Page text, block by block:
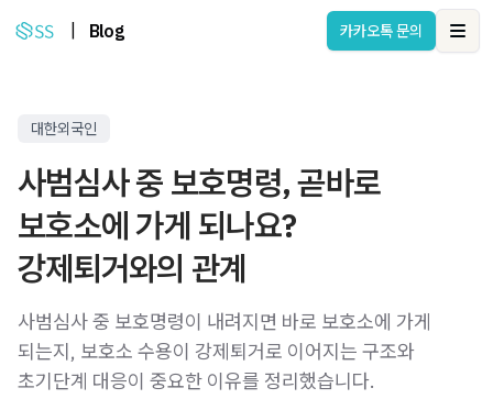
Blog 카카오톡 문의
대한외국인
사범심사 중 보호명령, 곧바로
보호소에 가게 되나요?
강제퇴거와의 관계
사범심사 중 보호명령이 내려지면 바로 보호소에 가게
되는지, 보호소 수용이 강제퇴거로 이어지는 구조와
초기단계 대응이 중요한 이유를 정리했습니다.